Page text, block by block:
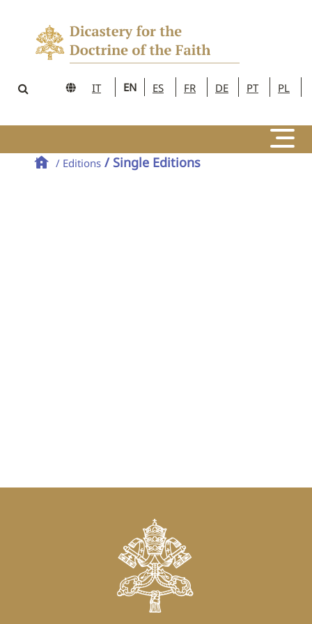
IT EN ES FR DE PT PL
/ Editions / Single Editions